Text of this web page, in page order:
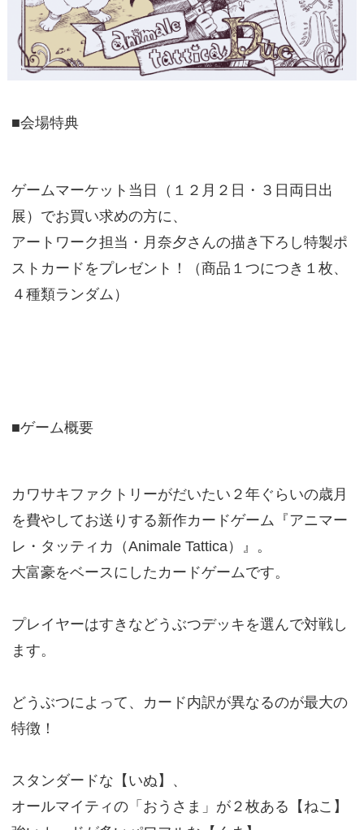
■会場特典
ゲームマーケット当日（１２月２日・３日両日出
展）でお買い求めの方に、
アートワーク担当・月奈夕さんの描き下ろし特製ポ
ストカードをプレゼント！（商品１つにつき１枚、
４種類ランダム）
■ゲーム概要
カワサキファクトリーがだいたい２年ぐらいの歳月
を費やしてお送りする新作カードゲーム『アニマー
レ・タッティカ（Animale Tattica）』。
大富豪をベースにしたカードゲームです。
プレイヤーはすきなどうぶつデッキを選んで対戦し
ます。
どうぶつによって、カード内訳が異なるのが最大の
特徴！
スタンダードな【いぬ】、
オールマイティの「おうさま」が２枚ある【ねこ】